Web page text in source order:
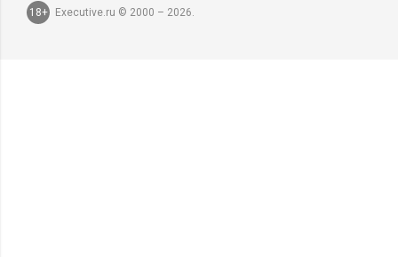
18+
Executive.ru © 2000 – 2026.